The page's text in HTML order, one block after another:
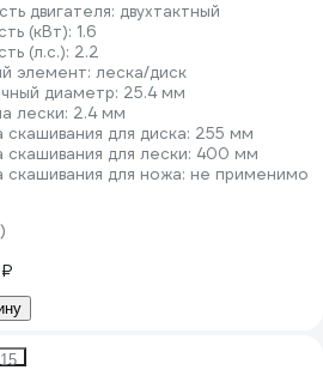
двигателя: двухтактный
(кВт): 1.6
(л.с.): 2.2
элемент: леска/диск
диаметр: 25.4 мм
лески: 2.4 мм
для диска: 255 мм
для лески: 400 мм
скашивания для ножа: не применимо